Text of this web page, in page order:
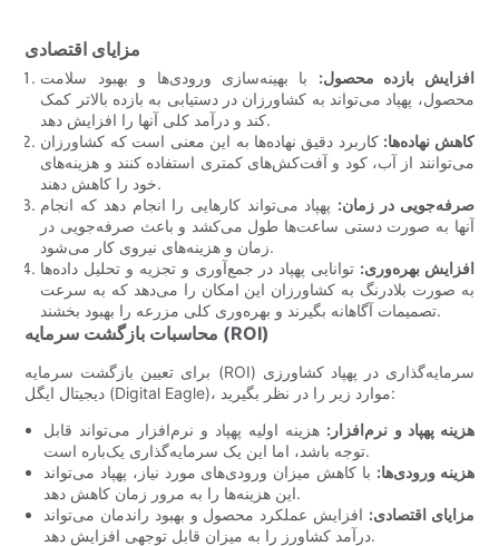
مزایای اقتصادی
افزایش بازده محصول: با بهینه‌سازی ورودی‌ها و بهبود سلامت
محصول، پهپاد می‌تواند به کشاورزان در دستیابی به بازده بالاتر کمک
کند و درآمد کلی آنها را افزایش دهد.
کاهش نهاده‌ها: کاربرد دقیق نهاده‌ها به این معنی است که کشاورزان
می‌توانند از آب، کود و آفت‌کش‌های کمتری استفاده کنند و هزینه‌های
خود را کاهش دهند.
صرفه‌جویی در زمان: پهپاد می‌تواند کارهایی را انجام دهد که انجام
آنها به صورت دستی ساعت‌ها طول می‌کشد و باعث صرفه‌جویی در
زمان و هزینه‌های نیروی کار می‌شود.
افزایش بهره‌وری: توانایی پهپاد در جمع‌آوری و تجزیه و تحلیل داده‌ها
به صورت بلادرنگ به کشاورزان این امکان را می‌دهد که به سرعت
تصمیمات آگاهانه بگیرند و بهره‌وری کلی مزرعه را بهبود بخشند.
محاسبات بازگشت سرمایه (ROI)
برای تعیین بازگشت سرمایه (ROI) سرمایه‌گذاری در پهپاد کشاورزی
دیجیتال ایگل (Digital Eagle)، موارد زیر را در نظر بگیرید:
هزینه پهپاد و نرم‌افزار: هزینه اولیه پهپاد و نرم‌افزار می‌تواند قابل
توجه باشد، اما این یک سرمایه‌گذاری یک‌باره است.
هزینه ورودی‌ها: با کاهش میزان ورودی‌های مورد نیاز، پهپاد می‌تواند
این هزینه‌ها را به مرور زمان کاهش دهد.
مزایای اقتصادی: افزایش عملکرد محصول و بهبود راندمان می‌تواند
درآمد کشاورز را به میزان قابل توجهی افزایش دهد.